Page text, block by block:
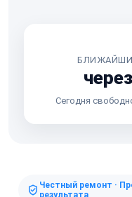
Сегодня
Честный ремонт ·
результата